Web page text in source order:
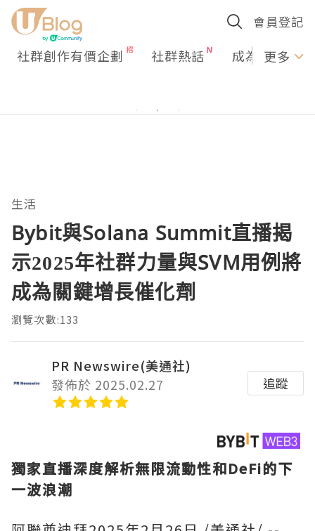
會員登記
社群創作有價企劃 社群熱話 成為U更多
生活
Bybit與Solana Summit直播揭
示2025年社群力量與SVM用例將
成為關鍵增長催化劑
瀏覽次數:133
PR Newswire(美通社)
發佈於 2025.02.27
追蹤
獨家直播深度解析無限流動性和DeFi的下
一波浪潮